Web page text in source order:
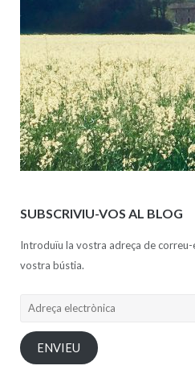
SUBSCRIVIU-VOS AL BLOG
Introduïu la vostra adreça de correu-
vostra bústia.
Adreça
ENVIEU